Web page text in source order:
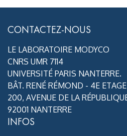
CONTACTEZ-NOUS
LE LABORATOIRE MODYCO
CNRS UMR 7114
UNIVERSITÉ PARIS NANTERRE.
BÂT. RENÉ RÉMOND - 4E ETAGE
200, AVENUE DE LA
92001 NANTERRE
INFOS